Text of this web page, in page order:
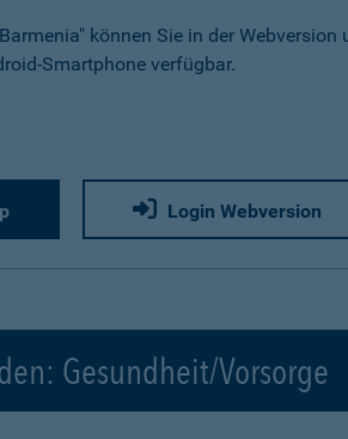
können Sie in der
Smartphone verfügbar.
Login Webversion
Gesundheit/Vorsorge